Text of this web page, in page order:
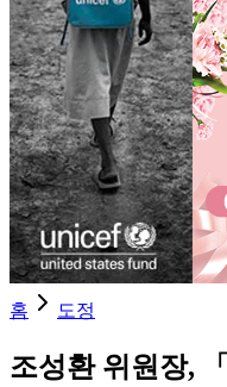
홈 도정
조성환 위원장,